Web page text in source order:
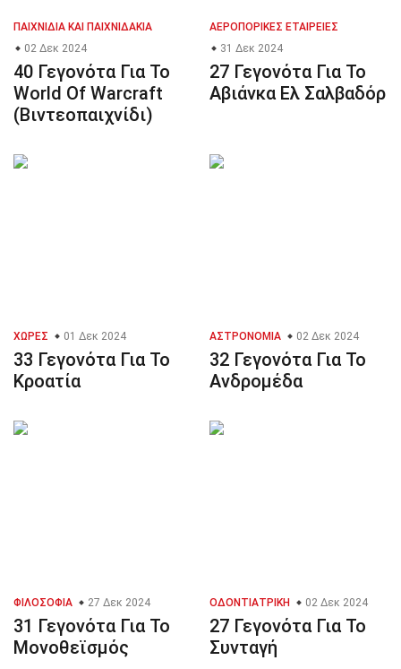
ΠΑΙΧΝΊΔΙΑ ΚΑΙ ΠΑΙΧΝΙΔΆΚΙΑ
02 Δεκ 2024
40 Γεγονότα Για Το
World Of Warcraft
(Βιντεοπαιχνίδι)
ΑΕΡΟΠΟΡΙΚΈΣ ΕΤΑΙΡΕΊΕΣ
31 Δεκ 2024
27 Γεγονότα Για Το
Αβιάνκα Ελ Σαλβαδόρ
ΧΏΡΕΣ 01 Δεκ 2024
33 Γεγονότα Για Το
Κροατία
ΑΣΤΡΟΝΟΜΊΑ 02 Δεκ 2024
32 Γεγονότα Για Το
Ανδρομέδα
ΦΙΛΟΣΟΦΊΑ 27 Δεκ 2024
31 Γεγονότα Για Το
Μονοθεϊσμός
ΟΔΟΝΤΙΑΤΡΙΚΉ 02 Δεκ 2024
27 Γεγονότα Για Το
Συνταγή